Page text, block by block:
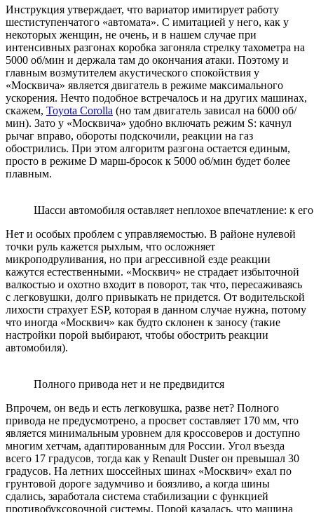
Инструкция утверждает, что вариатор имитирует работу
шестиступенчатого «автомата». С имитацией у него, как у
некоторых женщин, не очень, и в нашем случае при
интенсивных разгонах коробка загоняла стрелку тахометра на
5000 об/мин и держала там до окончания атаки. Поэтому и
главным возмутителем акустического спокойствия у
«Москвича» является двигатель в режиме максимального
ускорения. Нечто подобное встречалось и на других машинах,
скажем, Toyota Corolla (но там двигатель зависал на 6000 об/
мин). Зато у «Москвича» удобно включать режим S: качнул
рычаг вправо, обороты подскочили, реакции на газ
обострились. При этом алгоритм разгона остается единым,
просто в режиме D марш-бросок к 5000 об/мин будет более
плавным.
Шасси автомобиля оставляет неплохое впечатление: к
Нет и особых проблем с управляемостью. В районе нулевой
точки руль кажется рыхлым, что осложняет
микроподруливания, но при агрессивной езде реакции
кажутся естественными. «Москвич» не страдает избыточной
валкостью и охотно входит в поворот, так что, пересаживаясь
с легковушки, долго привыкать не придется. От водительской
лихости страхует ESP, которая в данном случае нужна, потому
что иногда «Москвич» как будто склонен к заносу (такие
настройки порой выбирают, чтобы обострить реакции
автомобиля).
Полного привода нет и не предвидится
Впрочем, он ведь и есть легковушка, разве нет? Полного
привода не предусмотрено, а просвет составляет 170 мм, что
является минимальным уровнем для кроссоверов и доступно
многим хетчам, адаптированным для России. Угол въезда
всего 17 градусов, тогда как у Renault Duster он превышал 30
градусов. На летних шоссейных шинах «Москвич» ехал по
грунтовой дороге задумчиво и боязливо, а когда шины
сдались, заработала система стабилизации с функцией
противобуксовочной системы. Порой казалась, что машина